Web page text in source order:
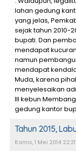
lahan gedung
yang jelas,
sejak tahun 2010-
bupati. Dan
mendapat
namun
mendapat
Muda, karena
menyelesaikan
III kebun
gedung kantor
Tahun 2015,
Kamis, 1 Mei 2014